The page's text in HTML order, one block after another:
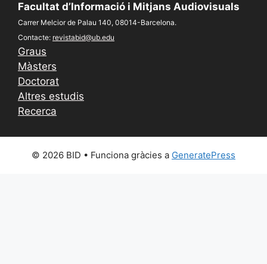
Facultat d’Informació i Mitjans Audiovisuals
Carrer Melcior de Palau 140, 08014-Barcelona.
Contacte: revistabid@ub.edu
Graus
Màsters
Doctorat
Altres estudis
Recerca
© 2026 BID • Funciona gràcies a GeneratePress